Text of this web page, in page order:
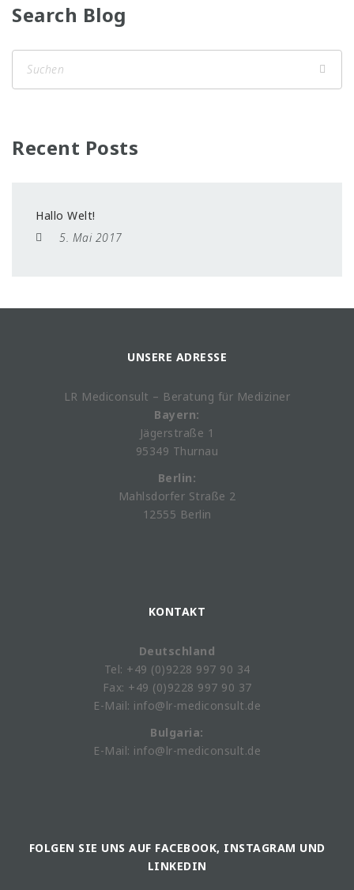
Search Blog
Recent Posts
Hallo Welt!
5. Mai 2017
UNSERE ADRESSE
LR Mediconsult – Beratung für Mediziner
Bayern:
Jägerstraße 1
95349 Thurnau
Berlin:
Mahlsdorfer Straße 2
12555 Berlin
KONTAKT
Deutschland
Tel: +49 (0)9228 997 90 34
Fax: +49 (0)9228 997 90 37
E-Mail: info@lr-mediconsult.de
Bulgaria:
E-Mail: info@lr-mediconsult.de
FOLGEN SIE UNS AUF FACEBOOK, INSTAGRAM UND
LINKEDIN